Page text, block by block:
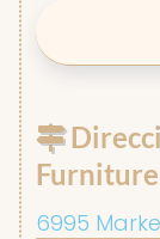
Furniture
6995